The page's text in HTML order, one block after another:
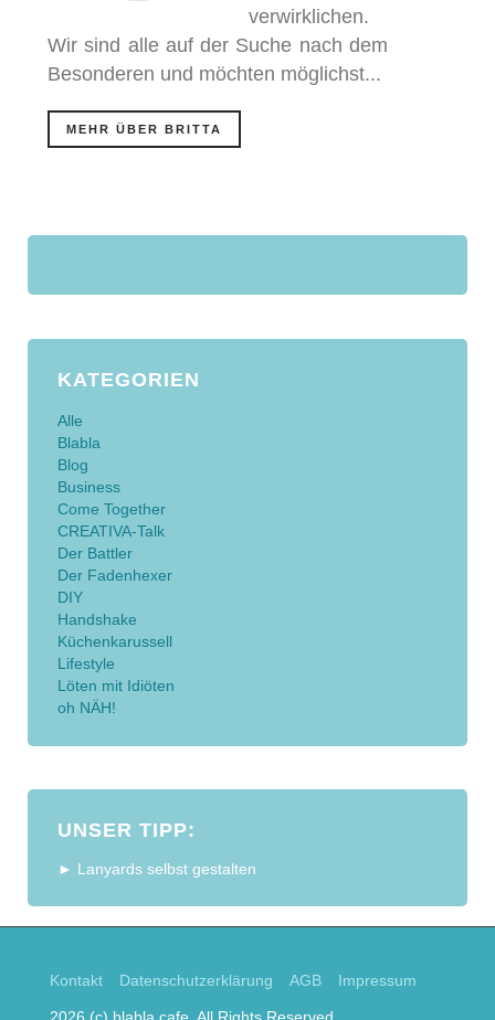
verwirklichen.
Wir sind alle auf der Suche nach dem
Besonderen und möchten möglichst...
MEHR ÜBER BRITTA
KATEGORIEN
Alle
Blabla
Blog
Business
Come Together
CREATIVA-Talk
Der Battler
Der Fadenhexer
DIY
Handshake
Küchenkarussell
Lifestyle
Löten mit Idiöten
oh NÄH!
UNSER TIPP:
► Lanyards selbst gestalten
2026 (c) blabla.cafe. All Rights Reserved
Kontakt Datenschutzerklärung AGB Impressum